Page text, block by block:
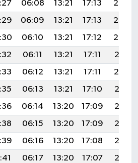
06:08 13:21 17:13
20:25
06:09 13:21 17:13
20:23
06:10 13:21 17:12
20:22
06:11 13:21 17:11
20:21
06:12 13:21 17:11
20:19
06:13 13:21 17:10
20:18
06:14 13:20 17:09
20:16
06:15 13:20 17:09
20:15
06:16 13:20 17:08
20:13
06:17 13:20 17:07
20:12